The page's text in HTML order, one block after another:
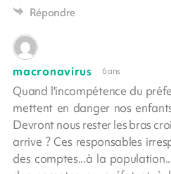
Répondre
macronavirus 6 ans
Quand l'incompétence du
mettent en danger nos
Devront nous rester les bras
arrive ? Ces responsables
des comptes...à la